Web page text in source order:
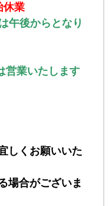
休業
午後からとなり
業いたします
しくお願いいた
場合がございま